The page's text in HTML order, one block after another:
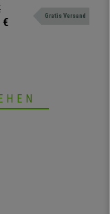
Farbe Weiß / Grau
angegossen an, erfüllt
€ Gratis Versand